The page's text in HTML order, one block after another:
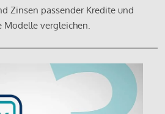
Zinsen passender Kredite und
Modelle vergleichen.